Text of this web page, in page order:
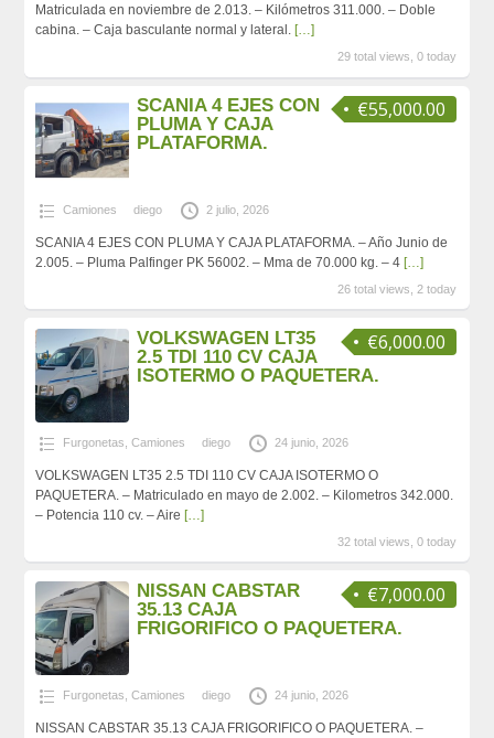
Matriculada en noviembre de 2.013. – Kilómetros 311.000. – Doble
cabina. – Caja basculante normal y lateral. […]
29 total views, 0 today
€55,000.00
SCANIA 4 EJES CON
PLUMA Y CAJA
PLATAFORMA.
Camiones diego 2 julio, 2026
SCANIA 4 EJES CON PLUMA Y CAJA PLATAFORMA. – Año Junio de
2.005. – Pluma Palfinger PK 56002. – Mma de 70.000 kg. – 4 […]
26 total views, 2 today
€6,000.00
VOLKSWAGEN LT35
2.5 TDI 110 CV CAJA
ISOTERMO O PAQUETERA.
Furgonetas Camiones diego 24 junio, 2026
VOLKSWAGEN LT35 2.5 TDI 110 CV CAJA ISOTERMO O
PAQUETERA. – Matriculado en mayo de 2.002. – Kilometros 342.000.
– Potencia 110 cv. – Aire […]
32 total views, 0 today
€7,000.00
NISSAN CABSTAR
35.13 CAJA
FRIGORIFICO O PAQUETERA.
Furgonetas Camiones diego 24 junio, 2026
NISSAN CABSTAR 35.13 CAJA FRIGORIFICO O PAQUETERA. –